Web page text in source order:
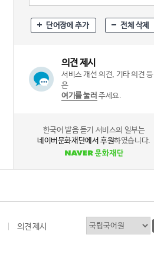
단어장에 추가 전체 삭제
의견 제시
서비스 개선 의견, 기타 의견 등
은
여기를 눌러 주세요.
한국어 발음 듣기 서비스의 일부는
네이버문화재단에서 후원하였습니다.
의견 제시